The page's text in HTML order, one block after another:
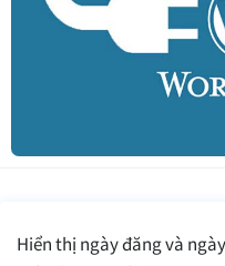
Hiển thị ngày đăng và